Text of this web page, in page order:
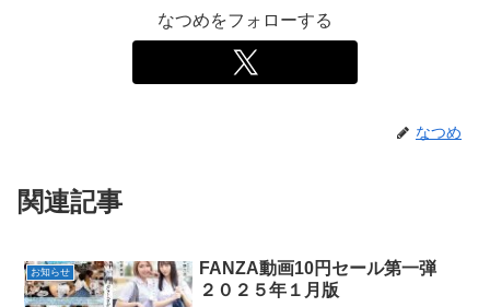
なつめをフォローする
なつめ
関連記事
お知らせ
FANZA動画10円セール第一弾
２０２５年１月版